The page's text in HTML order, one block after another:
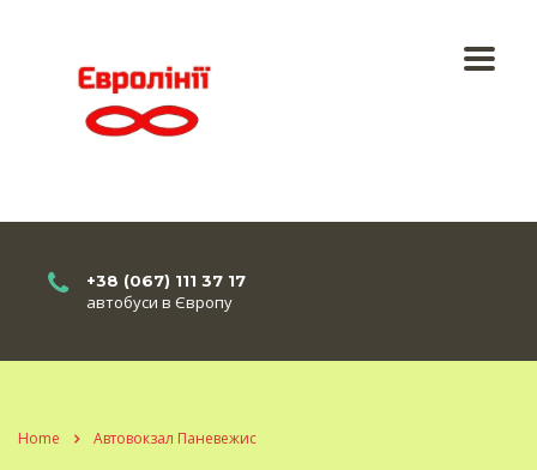
+38 (067) 111 37 17
автобуси в Європу
Home Автовокзал Паневежис